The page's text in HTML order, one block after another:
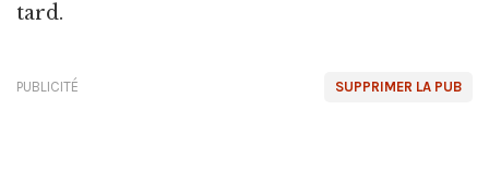
tard.
SUPPRIMER LA PUB
PUBLICITÉ